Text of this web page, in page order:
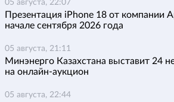
05 августа, 22:07
Презентация iPhone 18 от компании
начале сентября 2026 года
05 августа, 21:11
Минэнерго Казахстана выставит 24
на онлайн-аукцион
05 августа, 22:44